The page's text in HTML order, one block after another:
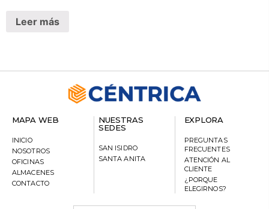
Leer más
MAPA WEB
INICIO
NOSOTROS
OFICINAS
ALMACENES
CONTACTO
NUESTRAS
SEDES
SAN ISIDRO
SANTA ANITA
EXPLORA
PREGUNTAS
FRECUENTES
ATENCIÓN AL
CLIENTE
¿PORQUE
ELEGIRNOS?